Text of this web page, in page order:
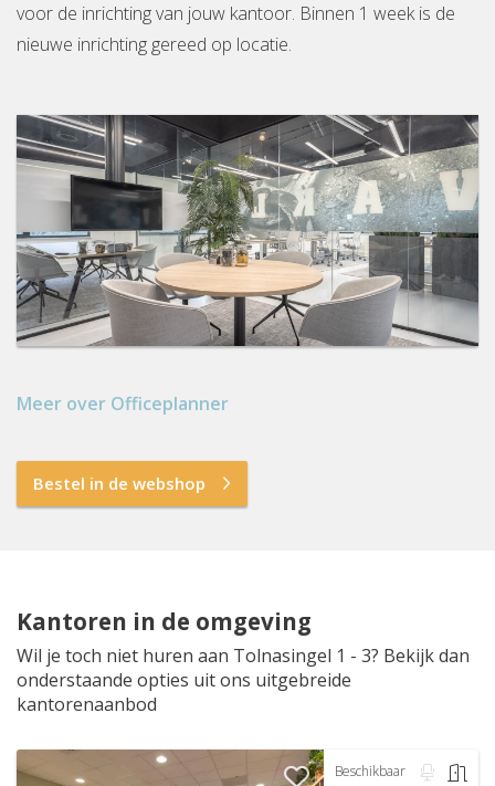
voor de inrichting van jouw kantoor. Binnen 1 week is de
nieuwe inrichting gereed op locatie.
Meer over Officeplanner
Bestel in de webshop
Kantoren in de omgeving
Wil je toch niet huren aan Tolnasingel 1 - 3? Bekijk dan
onderstaande opties uit ons uitgebreide
kantorenaanbod
Beschikbaar